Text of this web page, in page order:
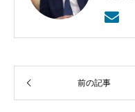
ティー
ル教会
武蔵野
前の記事